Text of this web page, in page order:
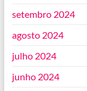
setembro 2024
agosto 2024
julho 2024
junho 2024